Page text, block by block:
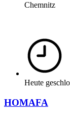
Chemnitz
Heute
HOMAFA